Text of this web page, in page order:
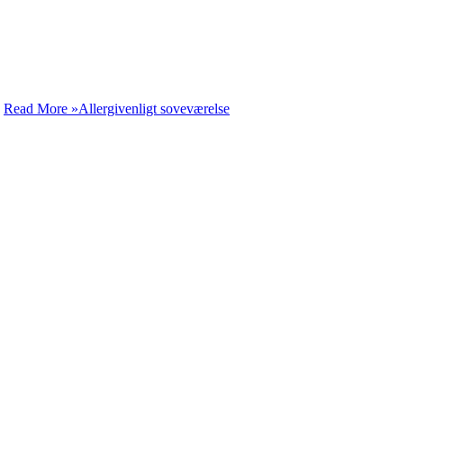
Read More »Allergivenligt soveværelse